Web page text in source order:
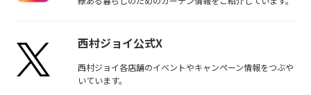
西村ジョイ公式X
西村ジョイ各店舗のイベントやキャンペーン情報をつぶや
いています。